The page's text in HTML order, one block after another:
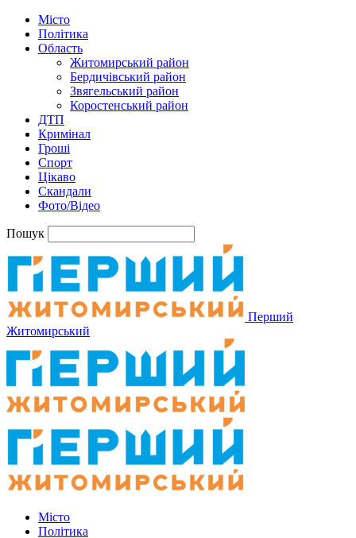
Місто
Політика
Область
Житомирський район
Бердичівський район
Звягельський район
Коростенський район
ДТП
Кримінал
Гроші
Спорт
Цікаво
Скандали
Фото/Відео
Пошук
Перший
Житомирський
Місто
Політика